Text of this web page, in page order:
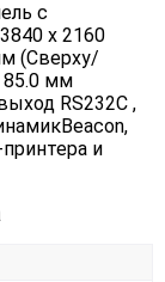
с
х 2160
(Сверху/
85.0 мм
RS232C ,
и